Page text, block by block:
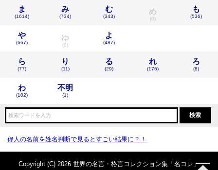
ま
(1614)
み
(734)
む
(343)
め
(0)
も
(536)
や
(667)
ゆ
(0)
よ
(487)
ら
(77)
り
(11)
る
(29)
れ
(176)
ろ
(8)
わ
(102)
不明
(1)
偉人の名前を姓名判断で見るとすごい結果に？！
Copyright (C) 2026 世界の名言・格言コレクション集「名コレ」